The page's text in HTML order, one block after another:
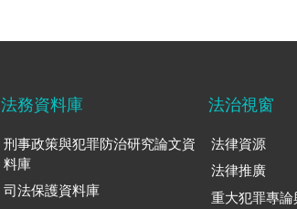
法務資料庫
刑事政策與犯罪防治研究論文資
料庫
司法保護資料庫
法治視窗
法律資源
法律推廣
重大犯罪專論